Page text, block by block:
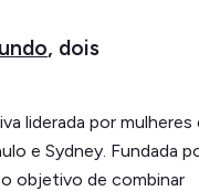
, dois
liderada por mulheres
e Sydney. Fundada
objetivo de combinar